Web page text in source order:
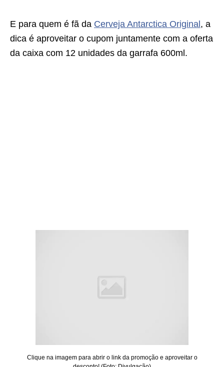
E para quem é fã da Cerveja Antarctica Original , a
dica é aproveitar o cupom juntamente com a oferta
da caixa com 12 unidades da garrafa 600ml.
Clique na imagem para abrir o link da promoção e aproveitar o